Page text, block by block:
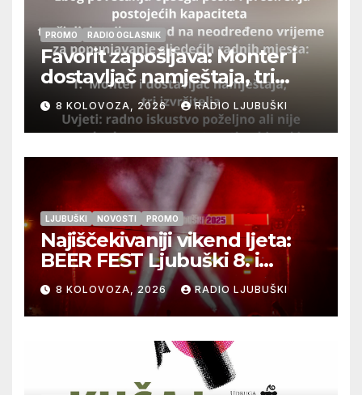
PROMO RADIO OGLASNIK
Favorit zapošljava: Monter i
dostavljač namještaja, tri
izvršitelja
8 KOLOVOZA, 2026 RADIO LJUBUŠKI
LJUBUŠKI NOVOSTI PROMO
Najiščekivaniji vikend ljeta:
BEER FEST Ljubuški 8. i
9.kolovoza
8 KOLOVOZA, 2026 RADIO LJUBUŠKI